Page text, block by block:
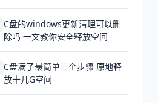
C盘的windows更新清理可以删
除吗 一文教你安全释放空间
C盘满了最简单三个步骤 原地释
放十几G空间